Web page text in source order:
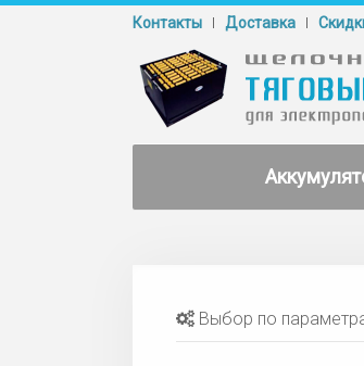
Контакты Доставка
Выбор по